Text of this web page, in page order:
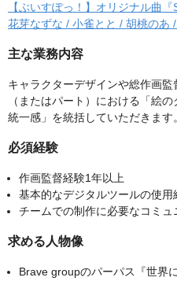
【ぶいすぽっ！】オリジナル曲
花芽なずな / 小雀とと / 胡桃のあ /
主な業務内容
キャラクターデザインや総作画
（またはパート）における「絵
統一感」を統括していただきます。
必須経験
作画監督経験1年以上
基本的なデジタルツールの使用
チームでの制作に必要なコミュ
求める人物像
Brave groupのパーパス『世界